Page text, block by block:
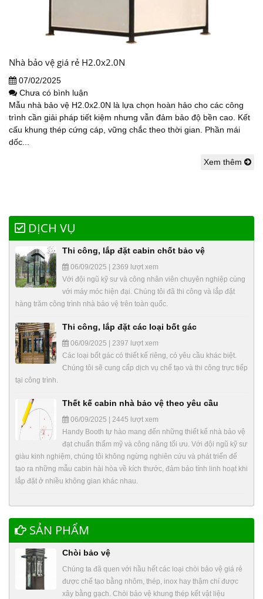
Nhà bảo vệ giá rẻ H2.0x2.0N
07/02/2025
Chưa có bình luận
Mẫu nhà bảo vệ H2.0x2.0N là lựa chọn hoàn hảo cho các công
trình cần giải pháp tiết kiệm nhưng vẫn đảm bảo độ bền cao. Kết
cấu khung thép cứng cáp, vững chắc theo thời gian. Phần mái
dốc...
Xem thêm
DỊCH VỤ
Thi công, lắp đặt cabin chốt bảo vệ
06/09/2025 | 2369 lượt xem
Với đội ngũ kỹ sư và công nhân viên chuyên nghiệp cùng
với máy móc hiện đại. Chúng tôi đã thi công và lắp đặt
hàng trăm công trình nhà bảo vệ trên toàn quốc.
Thi công, lắp đặt các loại bốt gác
06/09/2025 | 2397 lượt xem
Các loại bốt gác có thiết kế riêng, có yêu cầu khác biệt.
Chúng tôi sẽ cung cấp dịch vụ chế tạo và thi công trực tiếp
tại công trình.
Thết kế cabin nhà bảo vệ theo yêu cầu
06/09/2025 | 2445 lượt xem
Handy Booth tự hào mang đến những thiết kế nhà bảo vệ
đạt chuẩn thẩm mỹ và công năng tối ưu. Với đội ngũ kỹ sư
giàu kinh nghiệm, chúng tôi không ngừng nghiên cứu và phát triển để
tạo ra những mẫu cabin hài hòa về kích thước, đảm bảo tính linh hoạt khi
lắp đặt ở nhiều không gian khác nhau.
SẢN PHẨM
Chòi bảo vệ
Chúng ta đã quen với hầu hết các loại chòi bảo vệ giá rẻ
được chế tạo bằng nhôm, thép, inox hay thậm chí được
xây bằng gạch. Chòi bảo vệ khung thép kết vật liệu